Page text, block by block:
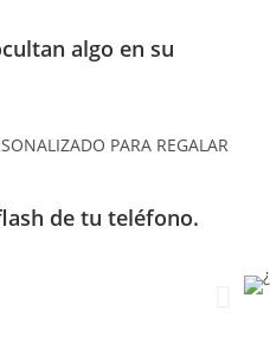
algo en su
de tu teléfono.